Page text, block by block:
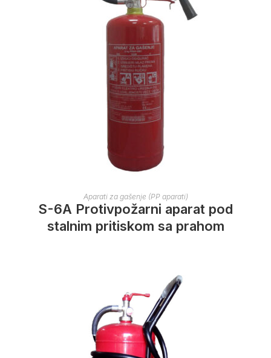
Aparati za gašenje (PP aparati)
S-6A Protivpožarni aparat pod
stalnim pritiskom sa prahom